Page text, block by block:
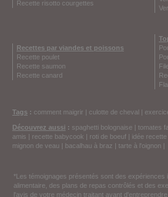
Recette risotto courgettes
Recettes par viandes et poissons
Recette poulet
Recette saumon
Recette canard
Tags : comment maigrir | culotte de cheval |
Découvrez aussi : spaghetti bolognaise | tomates
amis | recette babycook | roti de boeuf | idée recette
mignon de veau | bacalhau à braz | tarte à l'oignon |
*Les témoignages présentés sont des
alimentaire, des plans de repas contrôlés et des
l'avis de votre médecin traitant avant